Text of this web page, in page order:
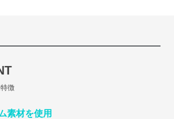
徴
素材を使用